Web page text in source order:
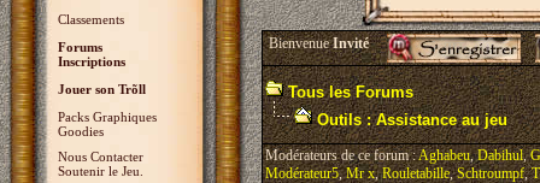
Classements
Forums
Inscriptions
Jouer son Trõll
Packs Graphiques
Goodies
Nous Contacter
Soutenir le Jeu.
BienvenueInvité
Tous les Forums
Outils : Assistance au jeu
Modérateurs de ce forum :Aghabeu,Dabihul,
Modérateur5,Mr x,Rouletabille,Schtroumpf,